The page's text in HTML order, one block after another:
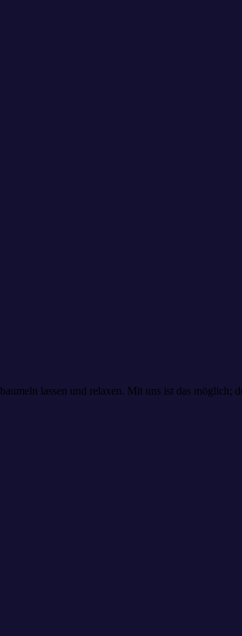
lassen und relaxen. Mit uns ist das möglich;